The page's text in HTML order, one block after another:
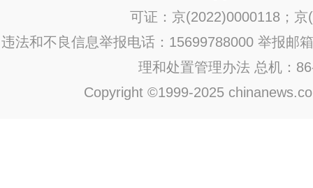
可证：京(2022)0000118；京
违法和不良信息举报电话：15699788000 举报邮
理和处置管理办法 总机：
Copyright ©1999-2025